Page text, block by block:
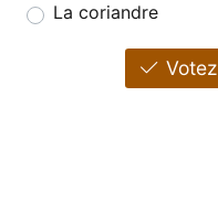
La coriandre
Votez